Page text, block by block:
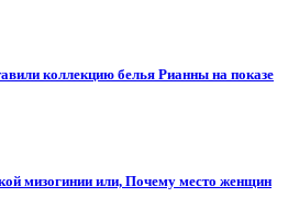
коллекцию белья Рианны на показе
мизогинии или, Почему место женщин